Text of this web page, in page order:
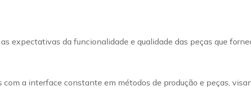
expectativas da funcionalidade e qualidade das peças que
a interface constante em métodos de produção e peças,